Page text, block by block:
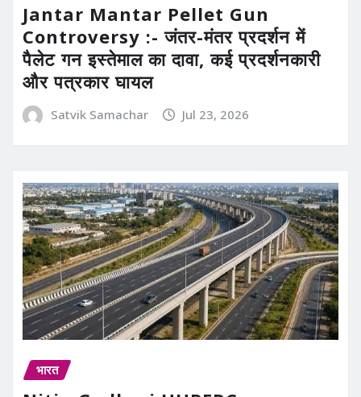
Jantar Mantar Pellet Gun
Controversy :- जंतर-मंतर प्रदर्शन में
पैलेट गन इस्तेमाल का दावा, कई प्रदर्शनकारी
और पत्रकार घायल
Satvik Samachar Jul 23, 2026
भारत